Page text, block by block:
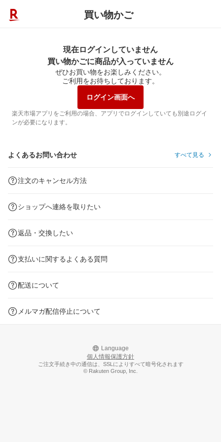
買い物かご
現在ログインしていません
買い物かごに商品が入っていません
ぜひお買い物をお楽しみください。
ご利用をお待ちしております。
ログイン画面へ
楽天市場アプリをご利用の場合、アプリでログインしていても別途ログイ
ンが必要になります。
よくあるお問い合わせ すべて見る
注文のキャンセル方法
ショップへ連絡を取りたい
返品・交換したい
支払いに関するよくある質問
配送について
メルマガ配信停止について
Language
個人情報保護方針
ご注文手続き中の通信は、SSLによりすべて暗号化されます
© Rakuten Group, Inc.